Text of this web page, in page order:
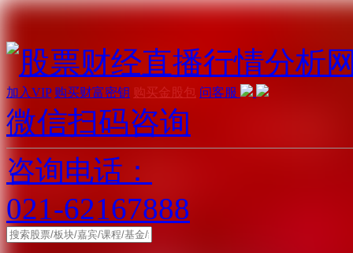
加入VIP 购买财富密钥 购买金股包 问客服
微信扫码咨询
咨询电话：
021-62167888